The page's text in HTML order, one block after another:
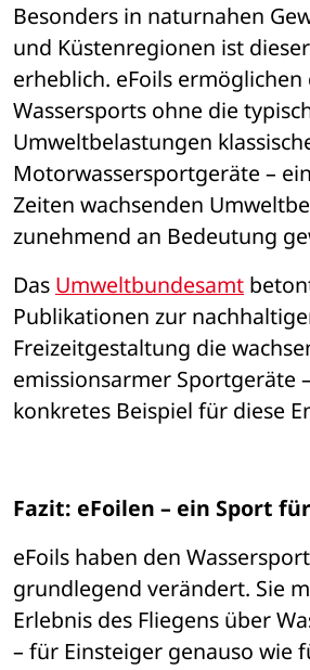
Besonders in naturnahen
und Küstenregionen ist
erheblich. eFoils ermöglichen
Wassersports ohne die
Umweltbelastungen
Motorwassersportgeräte –
Zeiten wachsenden
zunehmend an Bedeutung
Das Umweltbundesamt
Publikationen zur
Freizeitgestaltung die
emissionsarmer Sportgeräte –
konkretes Beispiel für diese
Fazit: eFoilen – ein Sport
eFoils haben den
grundlegend verändert. Sie
Erlebnis des Fliegens über
– für Einsteiger genauso wie f